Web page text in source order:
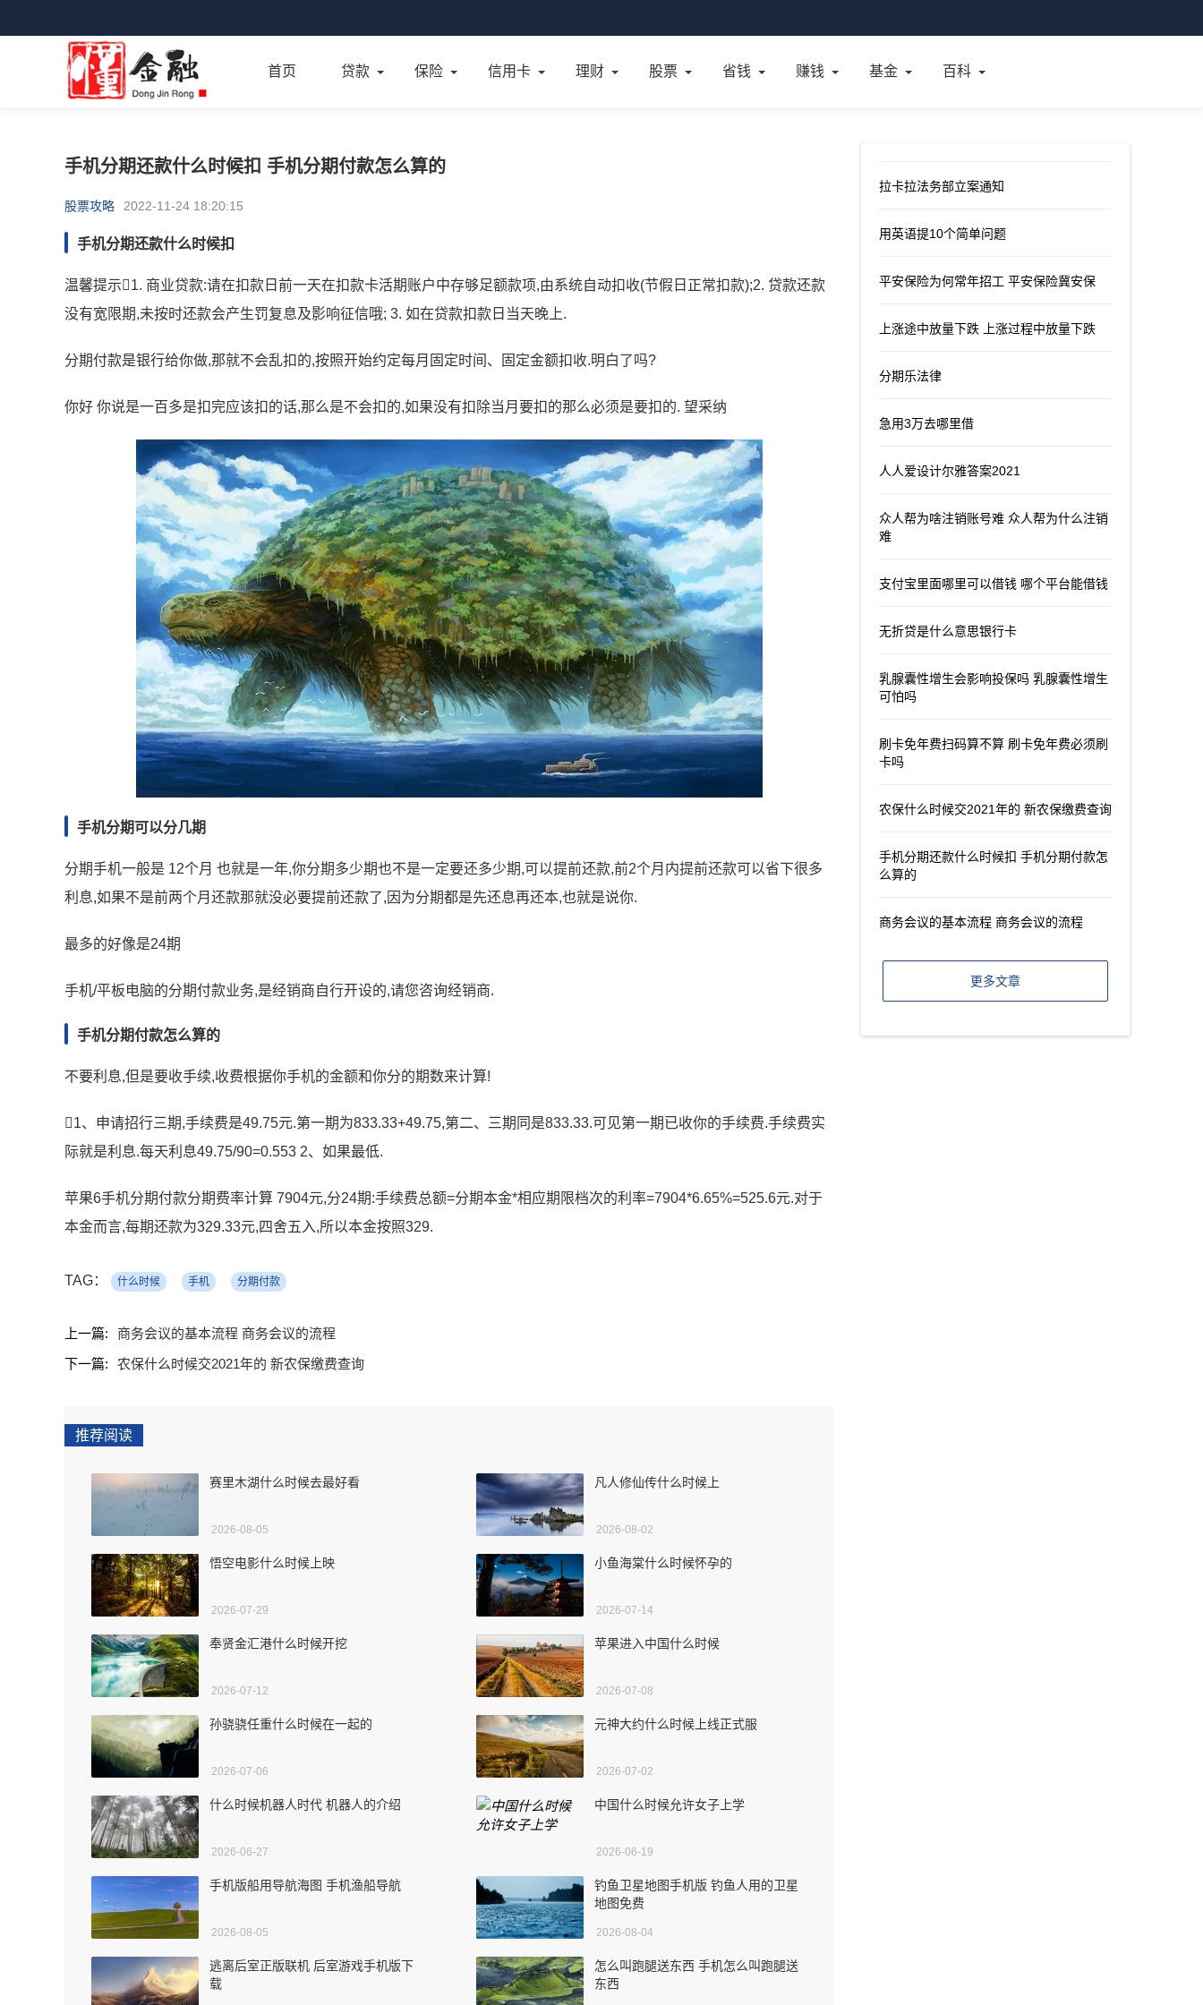
首页 贷款 保险 信用卡 理财 股票 省钱 赚钱 基金 百科
手机分期还款什么时候扣 手机分期付款怎么算的
股票攻略 2022-11-24 18:20:15
手机分期还款什么时候扣
温馨提示1. 商业贷款:请在扣款日前一天在扣款卡活期账户中存够足额款项,由系统自动扣收(节假日正常扣款);2. 贷款还款
没有宽限期,未按时还款会产生罚复息及影响征信哦; 3. 如在贷款扣款日当天晚上.
分期付款是银行给你做,那就不会乱扣的,按照开始约定每月固定时间、固定金额扣收.明白了吗?
你好 你说是一百多是扣完应该扣的话,那么是不会扣的,如果没有扣除当月要扣的那么必须是要扣的. 望采纳
手机分期可以分几期
分期手机一般是 12个月 也就是一年,你分期多少期也不是一定要还多少期,可以提前还款,前2个月内提前还款可以省下很多
利息,如果不是前两个月还款那就没必要提前还款了,因为分期都是先还息再还本,也就是说你.
最多的好像是24期
手机/平板电脑的分期付款业务,是经销商自行开设的,请您咨询经销商.
手机分期付款怎么算的
不要利息,但是要收手续,收费根据你手机的金额和你分的期数来计算!
1、申请招行三期,手续费是49.75元.第一期为833.33+49.75,第二、三期同是833.33.可见第一期已收你的手续费.手续费实
际就是利息.每天利息49.75/90=0.553 2、如果最低.
苹果6手机分期付款分期费率计算 7904元,分24期:手续费总额=分期本金*相应期限档次的利率=7904*6.65%=525.6元.对于
本金而言,每期还款为329.33元,四舍五入,所以本金按照329.
TAG： 什么时候 手机 分期付款
上一篇:
商务会议的基本流程 商务会议的流程
下一篇:
农保什么时候交2021年的 新农保缴费查询
推荐阅读
赛里木湖什么时候去最好看
2026-08-05
凡人修仙传什么时候上
2026-08-02
悟空电影什么时候上映
2026-07-29
小鱼海棠什么时候怀孕的
2026-07-14
奉贤金汇港什么时候开挖
2026-07-12
苹果进入中国什么时候
2026-07-08
孙骁骁任重什么时候在一起的
2026-07-06
元神大约什么时候上线正式服
2026-07-02
什么时候机器人时代 机器人的介绍
2026-06-27
中国什么时候允许女子上学
2026-06-19
手机版船用导航海图 手机渔船导航
2026-08-05
钓鱼卫星地图手机版 钓鱼人用的卫星
地图免费
2026-08-04
逃离后室正版联机 后室游戏手机版下
载
怎么叫跑腿送东西 手机怎么叫跑腿送
东西
拉卡拉法务部立案通知
用英语提10个简单问题
平安保险为何常年招工 平安保险冀安保
上涨途中放量下跌 上涨过程中放量下跌
分期乐法律
急用3万去哪里借
人人爱设计尔雅答案2021
众人帮为啥注销账号难 众人帮为什么注销
难
支付宝里面哪里可以借钱 哪个平台能借钱
无折贷是什么意思银行卡
乳腺囊性增生会影响投保吗 乳腺囊性增生
可怕吗
刷卡免年费扫码算不算 刷卡免年费必须刷
卡吗
农保什么时候交2021年的 新农保缴费查询
手机分期还款什么时候扣 手机分期付款怎
么算的
商务会议的基本流程 商务会议的流程
更多文章